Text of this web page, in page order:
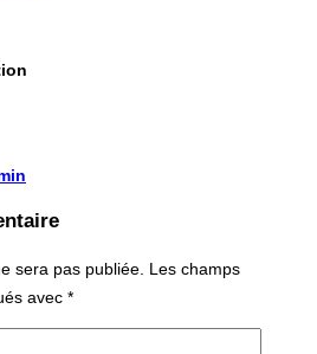
sera pas publiée. Les champs
avec *